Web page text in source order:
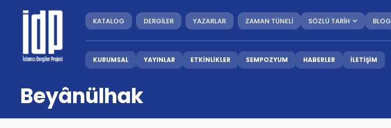
KATALOG DERGİLER YAZARLAR ZAMAN TÜNELİ SÖZLÜ TARİH BLOG
KURUMSAL YAYINLAR ETKİNLİKLER SEMPOZYUM HABERLER İLETİŞİM
Beyânülhak